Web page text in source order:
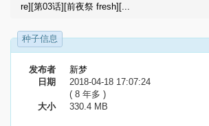
re][第03话][前夜祭 fresh][...
种子信息
发布者
新梦
日期
2018-04-18 17:07:24
( 8 年多 )
大小
330.4 MB